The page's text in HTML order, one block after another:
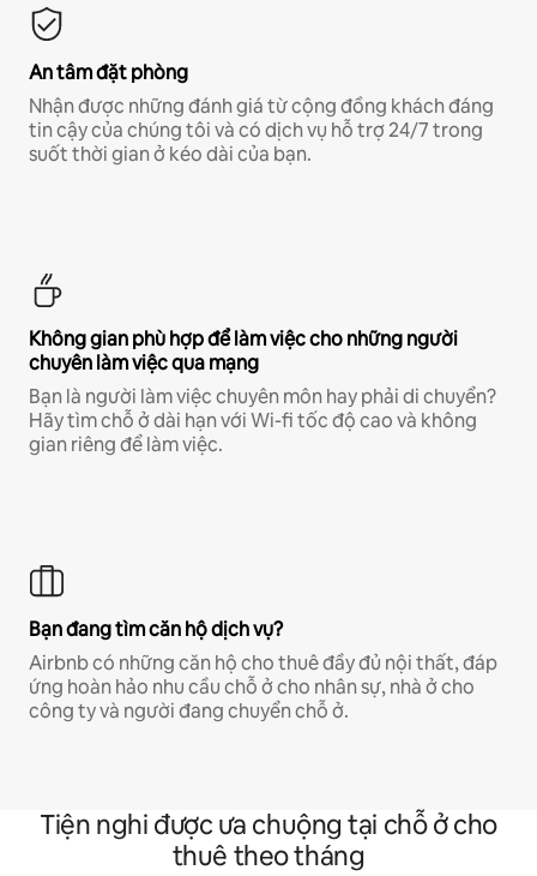
An tâm đặt phòng
Nhận được những đánh giá từ cộng đồng khách đáng
tin cậy của chúng tôi và có dịch vụ hỗ trợ 24/7 trong
suốt thời gian ở kéo dài của bạn.
Không gian phù hợp để làm việc cho những người
chuyên làm việc qua mạng
Bạn là người làm việc chuyên môn hay phải di chuyển?
Hãy tìm chỗ ở dài hạn với Wi-fi tốc độ cao và không
gian riêng để làm việc.
Bạn đang tìm căn hộ dịch vụ?
Airbnb có những căn hộ cho thuê đầy đủ nội thất, đáp
ứng hoàn hảo nhu cầu chỗ ở cho nhân sự, nhà ở cho
công ty và người đang chuyển chỗ ở.
Tiện nghi được ưa chuộng tại chỗ ở cho
thuê theo tháng